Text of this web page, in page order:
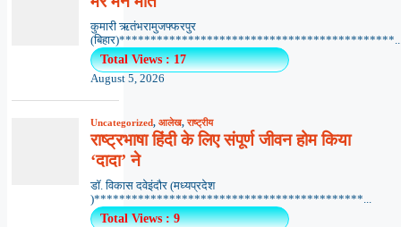
कुमारी ऋतंभरामुजफ्फरपुर
Total Views : 17
August 5, 2026
Uncategorized, आलेख,राष्ट्रीय
राष्ट्रभाषा हिंदी के लिए संपूर्ण जीवन होम किया
‘दादा’ ने
डॉ. विकास दवेइंदौर (मध्यप्रदेश
)*******************************************...
Total Views : 9